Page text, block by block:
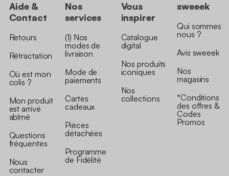
Aide &
Contact
Retours
Rétractation
Où est mon
colis ?
Mon produit
est arrivé
abîmé
Questions
fréquentes
Nous
contacter
Nos
services
(1) Nos
modes de
livraison
Mode de
paiements
Cartes
cadeaux
Pièces
détachées
Programme
de Fidélité
Vous
inspirer
Catalogue
digital
Nos produits
iconiques
Nos
collections
sweeek
Qui sommes
nous ?
Avis sweeek
Nos
magasins
*Conditions
des offres &
Codes
Promos